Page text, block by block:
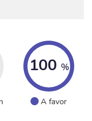
100 %
A favor